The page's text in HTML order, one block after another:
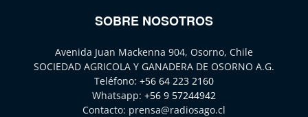
SOBRE NOSOTROS
Avenida Juan Mackenna 904, Osorno, Chile
SOCIEDAD AGRICOLA Y GANADERA DE OSORNO A.G.
Teléfono: +56 64 223 2160
Whatsapp: +56 9 57244942
Contacto: prensa@radiosago.cl